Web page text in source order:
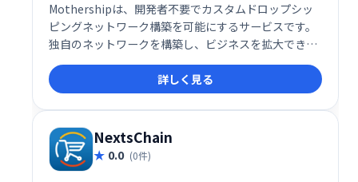
Mothershipは、開発者不要でカスタムドロップシッ
ピングネットワーク構築を可能にするサービスです。
独自のネットワークを構築し、ビジネスを拡大できま
す。複雑な開発工程を省き、迅速かつ柔軟にドロップ
シッピング事業を展開したい方におすすめです。
詳しく見る
NextsChain
0.0 (0件)